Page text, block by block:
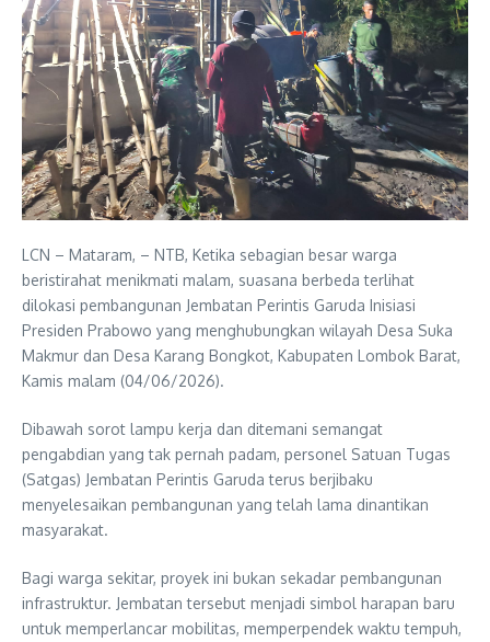
LCN – Mataram, – NTB, Ketika sebagian besar warga
beristirahat menikmati malam, suasana berbeda terlihat
dilokasi pembangunan Jembatan Perintis Garuda Inisiasi
Presiden Prabowo yang menghubungkan wilayah Desa Suka
Makmur dan Desa Karang Bongkot, Kabupaten Lombok Barat,
Kamis malam (04/06/2026).
Dibawah sorot lampu kerja dan ditemani semangat
pengabdian yang tak pernah padam, personel Satuan Tugas
(Satgas) Jembatan Perintis Garuda terus berjibaku
menyelesaikan pembangunan yang telah lama dinantikan
masyarakat.
Bagi warga sekitar, proyek ini bukan sekadar pembangunan
infrastruktur. Jembatan tersebut menjadi simbol harapan baru
untuk memperlancar mobilitas, memperpendek waktu tempuh,